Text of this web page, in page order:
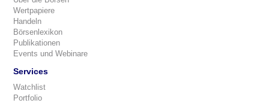
Wertpapiere
Handeln
Börsenlexikon
Publikationen
Events und Webinare
Services
Watchlist
Portfolio